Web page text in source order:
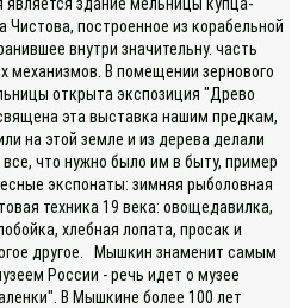
Чистова, построенное из корабельной
внутри значительну. часть
механизмов. В помещении зернового
открыта экспозиция "Древо
эта выставка нашим предкам,
на этой земле и из дерева делали
что нужно было им в быту, пример
экспонаты: зимняя рыболовная
техника 19 века: овощедавилка,
хлебная лопата, просак и
другое. Мышкин знаменит самым
России - речь идет о музее
В Мышкине более 100 лет